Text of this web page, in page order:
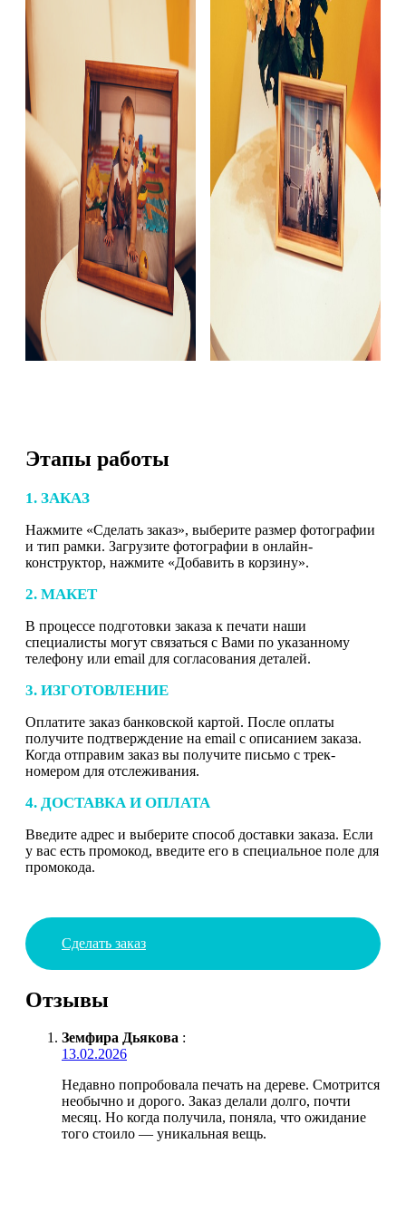
Этапы работы
1. ЗАКАЗ
Нажмите «Сделать заказ», выберите размер фотографии
и тип рамки. Загрузите фотографии в онлайн-
конструктор, нажмите «Добавить в корзину».
2. МАКЕТ
В процессе подготовки заказа к печати наши
специалисты могут связаться с Вами по указанному
телефону или email для согласования деталей.
3. ИЗГОТОВЛЕНИЕ
Оплатите заказ банковской картой. После оплаты
получите подтверждение на email с описанием заказа.
Когда отправим заказ вы получите письмо с трек-
номером для отслеживания.
4. ДОСТАВКА И ОПЛАТА
Введите адрес и выберите способ доставки заказа. Если
у вас есть промокод, введите его в специальное поле для
промокода.
Сделать заказ
Отзывы
Земфира Дьякова :
13.02.2026
Недавно попробовала печать на дереве. Смотрится
необычно и дорого. Заказ делали долго, почти
месяц. Но когда получила, поняла, что ожидание
того стоило — уникальная вещь.